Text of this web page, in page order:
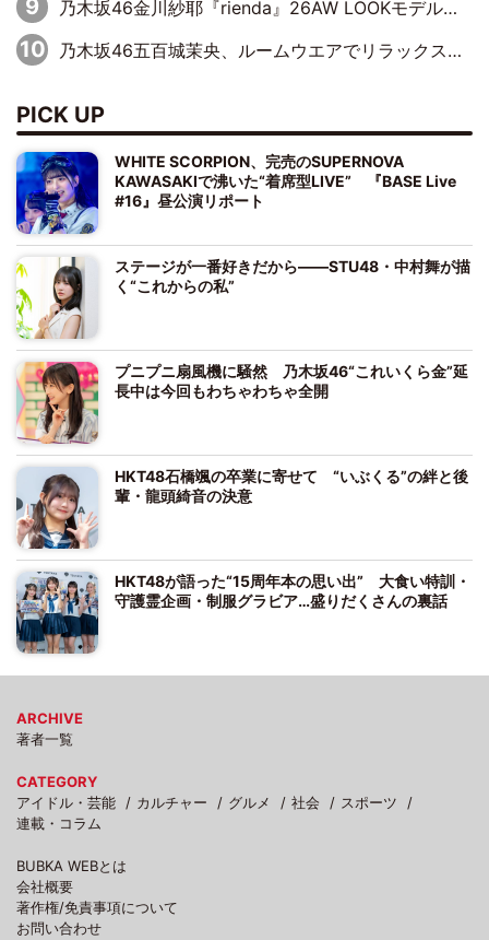
乃木坂46金川紗耶『rienda』26AW LOOKモデルに就任
乃木坂46五百城茉央、ルームウエアでリラックス「今回のグラビアを見て成長を感じていただけるとうれしい」
PICK UP
WHITE SCORPION、完売のSUPERNOVA
KAWASAKIで沸いた“着席型LIVE” 『BASE Live
#16』昼公演リポート
ステージが一番好きだから――STU48・中村舞が描
く“これからの私”
プニプニ扇風機に騒然 乃木坂46“これいくら金”延
長中は今回もわちゃわちゃ全開
HKT48石橋颯の卒業に寄せて “いぶくる”の絆と後
輩・龍頭綺音の決意
HKT48が語った“15周年本の思い出” 大食い特訓・
守護霊企画・制服グラビア…盛りだくさんの裏話
ARCHIVE
著者一覧
CATEGORY
アイドル・芸能
カルチャー グルメ 社会
スポーツ
連載・コラム
BUBKA WEBとは
会社概要
著作権/免責事項について
お問い合わせ